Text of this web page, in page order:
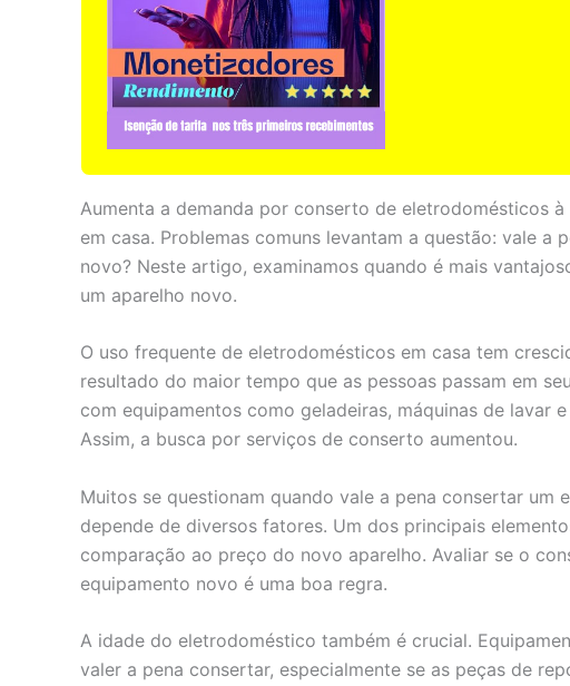
Aumenta a demanda por conserto de eletrodomésticos
em casa. Problemas comuns levantam a questão: vale a
novo? Neste artigo, examinamos quando é mais
um aparelho novo.
O uso frequente de eletrodomésticos em casa tem
resultado do maior tempo que as pessoas passam em
com equipamentos como geladeiras, máquinas de lavar
Assim, a busca por serviços de conserto aumentou.
Muitos se questionam quando vale a pena consertar um
depende de diversos fatores. Um dos principais
comparação ao preço do novo aparelho. Avaliar se o
equipamento novo é uma boa regra.
A idade do eletrodoméstico também é crucial.
valer a pena consertar, especialmente se as peças de